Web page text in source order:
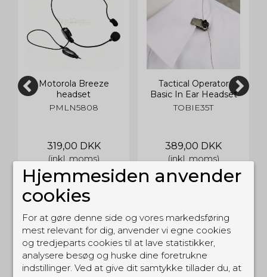
Motorola Breeze
headset
PMLN5808
319,00 DKK
(inkl. moms)
Tactical Operator
Basic In Ear Headset
3,5mm jack -
TOBIE35T
389,00 DKK
(inkl. moms)
RELATEREDE PRODUKTER
Hjemmesiden anvender
cookies
For at gøre denne side og vores markedsføring
mest relevant for dig, anvender vi egne cookies
og tredjeparts cookies til at lave statistikker,
analysere besøg og huske dine foretrukne
indstillinger. Ved at give dit samtykke tillader du, at